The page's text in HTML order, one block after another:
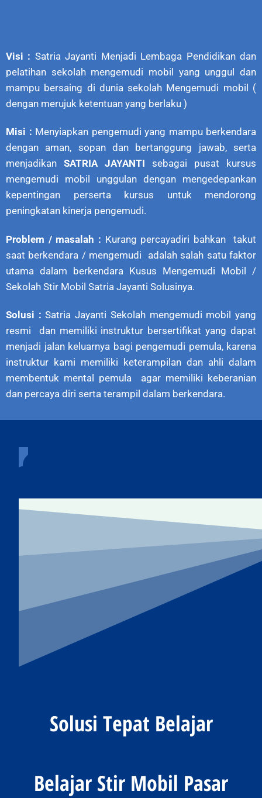
Visi : Satria Jayanti Menjadi Lembaga Pendidikan dan
pelatihan sekolah mengemudi mobil yang unggul dan
mampu bersaing di dunia sekolah Mengemudi mobil (
dengan merujuk ketentuan yang berlaku )
Misi : Menyiapkan pengemudi yang mampu berkendara
dengan aman, sopan dan bertanggung jawab, serta
menjadikan SATRIA JAYANTI sebagai pusat kursus
mengemudi mobil unggulan dengan mengedepankan
kepentingan perserta kursus untuk mendorong
peningkatan kinerja pengemudi.
Problem / masalah : Kurang percayadiri bahkan takut
saat berkendara / mengemudi adalah salah satu faktor
utama dalam berkendara Kusus Mengemudi Mobil /
Sekolah Stir Mobil Satria Jayanti Solusinya.
Solusi : Satria Jayanti Sekolah mengemudi mobil yang
resmi dan memiliki instruktur bersertifikat yang dapat
menjadi jalan keluarnya bagi pengemudi pemula, karena
instruktur kami memiliki keterampilan dan ahli dalam
membentuk mental pemula agar memiliki keberanian
dan percaya diri serta terampil dalam berkendara.
Solusi Tepat Belajar
Belajar Stir Mobil Pasar